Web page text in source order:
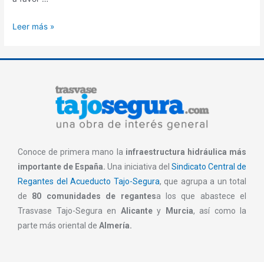
Leer más »
Conoce de primera mano la infraestructura hidráulica más
importante de España.Una iniciativa del Sindicato Central de
Regantes del Acueducto Tajo-Segura, que agrupa a un total
de 80 comunidades de regantesa los que abastece el
Trasvase Tajo-Segura en Alicante y Murcia, así como la
parte más oriental de Almería.